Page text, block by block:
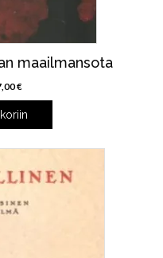
maailmansota
€